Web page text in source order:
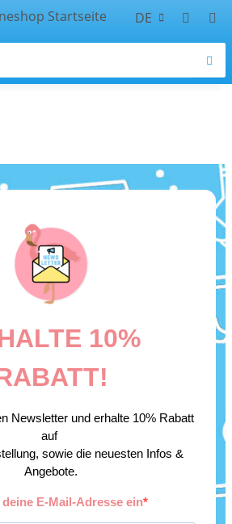
DE
10%
Newsletter und erhalte 10% Rabatt
auf
sowie die neuesten Infos &
Angebote.
E-Mail-Adresse ein